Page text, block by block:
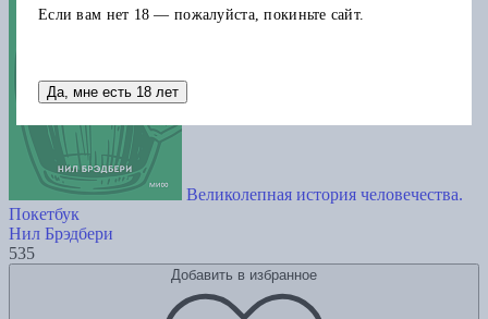
Великолепная история человечества.
Покетбук
Нил Брэдбери
535
Добавить в избранное
Если вам нет 18 — пожалуйста, покиньте сайт.
Да, мне есть 18 лет